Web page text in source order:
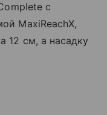
с
MaxiReachX,
12 см, а насадку